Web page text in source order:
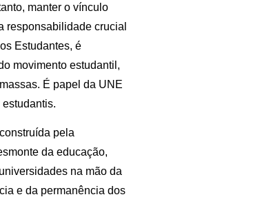
manter o vínculo
responsabilidade crucial
Estudantes, é
movimento estudantil,
É papel da UNE
pela
da educação,
na mão da
e da permanência dos